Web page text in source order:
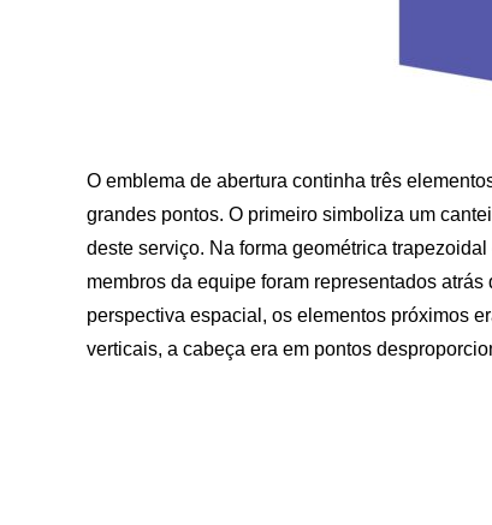
O emblema de abertura continha três
grandes pontos. O primeiro simboliza um
deste serviço. Na forma geométrica trapezoidal
membros da equipe foram representados
perspectiva espacial, os elementos próximos
verticais, a cabeça era em pontos